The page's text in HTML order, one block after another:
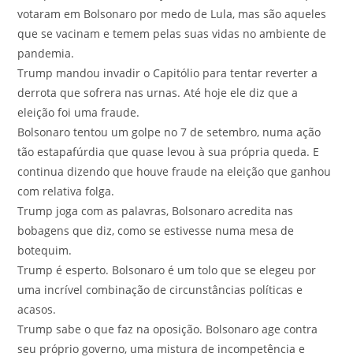
votaram em Bolsonaro por medo de Lula, mas são aqueles
que se vacinam e temem pelas suas vidas no ambiente de
pandemia.
Trump mandou invadir o Capitólio para tentar reverter a
derrota que sofrera nas urnas. Até hoje ele diz que a
eleição foi uma fraude.
Bolsonaro tentou um golpe no 7 de setembro, numa ação
tão estapafúrdia que quase levou à sua própria queda. E
continua dizendo que houve fraude na eleição que ganhou
com relativa folga.
Trump joga com as palavras, Bolsonaro acredita nas
bobagens que diz, como se estivesse numa mesa de
botequim.
Trump é esperto. Bolsonaro é um tolo que se elegeu por
uma incrível combinação de circunstâncias políticas e
acasos.
Trump sabe o que faz na oposição. Bolsonaro age contra
seu próprio governo, uma mistura de incompetência e